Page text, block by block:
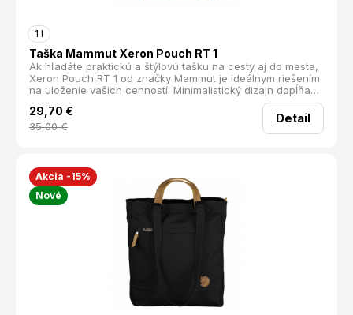
1 l
Taška Mammut Xeron Pouch RT 1
Ak hľadáte praktickú a štýlovú tašku na cesty aj do mesta,
Xeron Pouch RT 1 od značky Mammut je ideálnym riešením
na uloženie vašich cenností. Minimalistický dizajn dopĺňa
29,70 €
35,00€
Detail
Akcia -15%
Nové